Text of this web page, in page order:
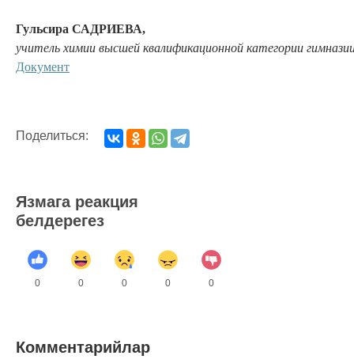
Гульсира САДРИЕВА,
учитель химии высшей квалификационной категории
Документ
Поделиться:
Язмага реакция
белдерегез
0 0 0 0 0
Комментарийлар